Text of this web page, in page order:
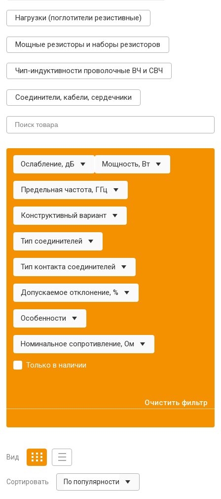
Нагрузки (поглотители резистивные)
Мощные резисторы и наборы резисторов
Чип-индуктивности проволочные ВЧ и СВЧ
Соединители, кабели, сердечники
Ослабление, дБ Мощность, Вт
Предельная частота, ГГц
Конструктивный вариант
Тип соединителей
Тип контакта соединителей
Допускаемое отклонение, %
Особенности
Номинальное сопротивление, Ом
Только в наличии
Очистить фильтр
Вид
Сортировать По популярности